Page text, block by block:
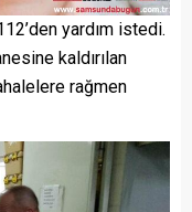
yardım istedi.
kaldırılan
rağmen